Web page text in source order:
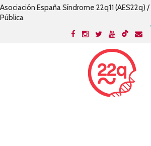
Asociación España Síndrome 22q11 (AES22q)
Pública